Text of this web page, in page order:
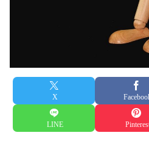
X
LINE